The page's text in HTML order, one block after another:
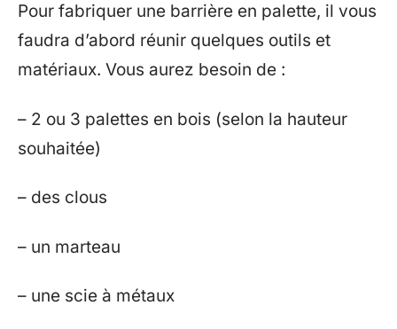
Pour fabriquer une barrière en palette, il vous
faudra d’abord réunir quelques outils et
matériaux. Vous aurez besoin de :
– 2 ou 3 palettes en bois (selon la hauteur
souhaitée)
– des clous
– un marteau
– une scie à métaux